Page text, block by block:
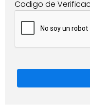
Codigo de